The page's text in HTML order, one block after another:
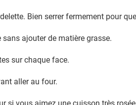
Bien serrer fermement pour
ajouter de matière grasse.
sur chaque face.
aller au four.